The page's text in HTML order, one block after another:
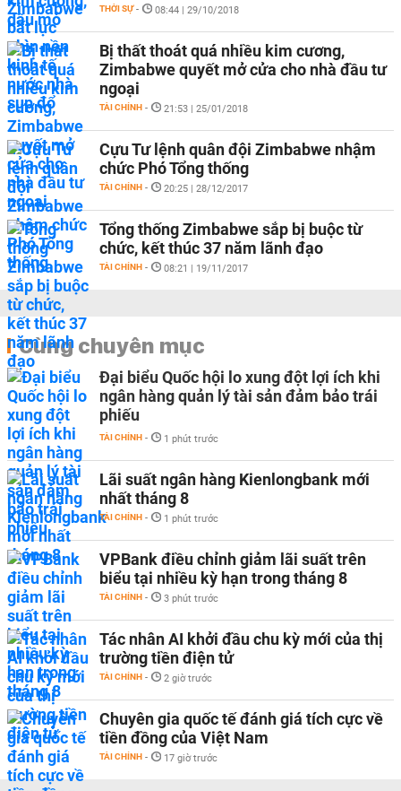
THỜI SỰ - 08:44 | 29/10/2018
Bị thất thoát quá nhiều kim cương,
Zimbabwe quyết mở cửa cho nhà đầu tư
ngoại
TÀI CHÍNH - 21:53 | 25/01/2018
Cựu Tư lệnh quân đội Zimbabwe nhậm
chức Phó Tổng thống
TÀI CHÍNH - 20:25 | 28/12/2017
Tổng thống Zimbabwe sắp bị buộc từ
chức, kết thúc 37 năm lãnh đạo
TÀI CHÍNH - 08:21 | 19/11/2017
Cùng chuyên mục
Đại biểu Quốc hội lo xung đột lợi ích khi
ngân hàng quản lý tài sản đảm bảo trái
phiếu
TÀI CHÍNH - 1 phút trước
Lãi suất ngân hàng Kienlongbank mới
nhất tháng 8
TÀI CHÍNH - 1 phút trước
VPBank điều chỉnh giảm lãi suất trên
biểu tại nhiều kỳ hạn trong tháng 8
TÀI CHÍNH - 3 phút trước
Tác nhân AI khởi đầu chu kỳ mới của thị
trường tiền điện tử
TÀI CHÍNH - 2 giờ trước
Chuyên gia quốc tế đánh giá tích cực về
tiền đồng của Việt Nam
TÀI CHÍNH - 17 giờ trước